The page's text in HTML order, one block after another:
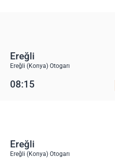
Ereğli
Ereğli (Konya) Otogarı
08:15
Ereğli
Ereğli (Konya) Otogarı